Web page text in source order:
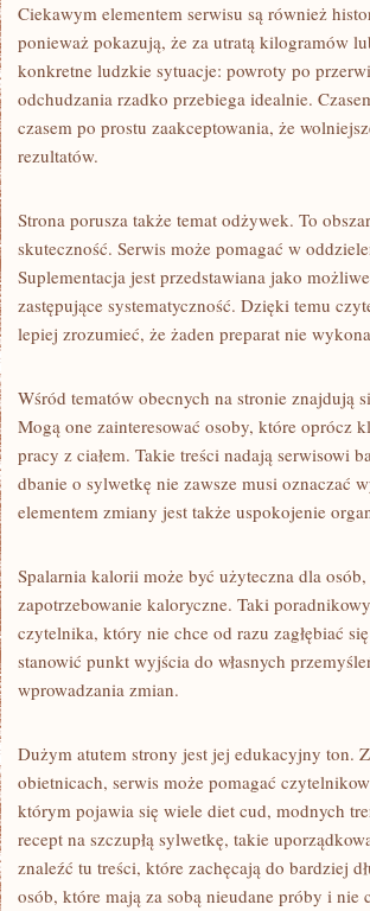
Ciekawym elementem serwisu są również
ponieważ pokazują, że za utratą kilogramów
konkretne ludzkie sytuacje: powroty po
odchudzania rzadko przebiega idealnie.
czasem po prostu zaakceptowania, że
rezultatów.
Strona porusza także temat odżywek. To
skuteczność. Serwis może pomagać w
Suplementacja jest przedstawiana jako
zastępujące systematyczność. Dzięki temu
lepiej zrozumieć, że żaden preparat nie
Wśród tematów obecnych na stronie znajdują
Mogą one zainteresować osoby, które oprócz
pracy z ciałem. Takie treści nadają serwisowi
dbanie o sylwetkę nie zawsze musi oznaczać
elementem zmiany jest także uspokojenie
Spalarnia kalorii może być użyteczna dla
zapotrzebowanie kaloryczne. Taki
czytelnika, który nie chce od razu zagłębiać
stanowić punkt wyjścia do własnych
wprowadzania zmian.
Dużym atutem strony jest jej edukacyjny ton.
obietnicach, serwis może pomagać
którym pojawia się wiele diet cud, modnych
recept na szczupłą sylwetkę, takie
znaleźć tu treści, które zachęcają do bardziej
osób, które mają za sobą nieudane próby i